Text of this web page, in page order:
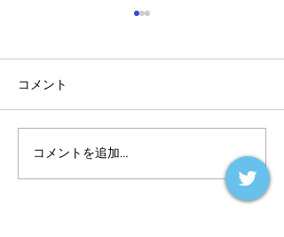
アルゴランドのポスト量
子暗号（PQC）ロードマ
コメント
コメントを追加…